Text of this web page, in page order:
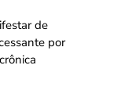
de
por